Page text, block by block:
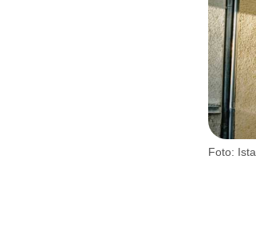
Foto: Ista